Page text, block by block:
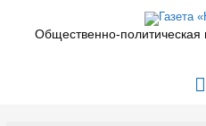
содержимомуОбщественно-политическая